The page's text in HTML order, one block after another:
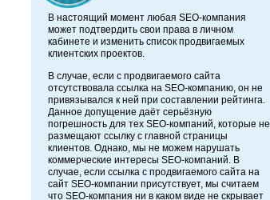
В настоящий момент любая SEO-компания
может подтвердить свои права в личном
кабинете и изменить список продвигаемых
клиентских проектов.
В случае, если с продвигаемого сайта
отсутствовала ссылка на SEO-компанию, он не
привязывался к ней при составлении рейтинга.
Данное допущение даёт серьёзную
погрешность для тех SEO-компаний, которые не
размещают ссылку с главной страницы
клиентов. Однако, мы не можем нарушать
коммерческие интересы SEO-компаний. В
случае, если ссылка с продвигаемого сайта на
сайт SEO-компании присутствует, мы считаем
что SEO-компания ни в каком виде не скрывает